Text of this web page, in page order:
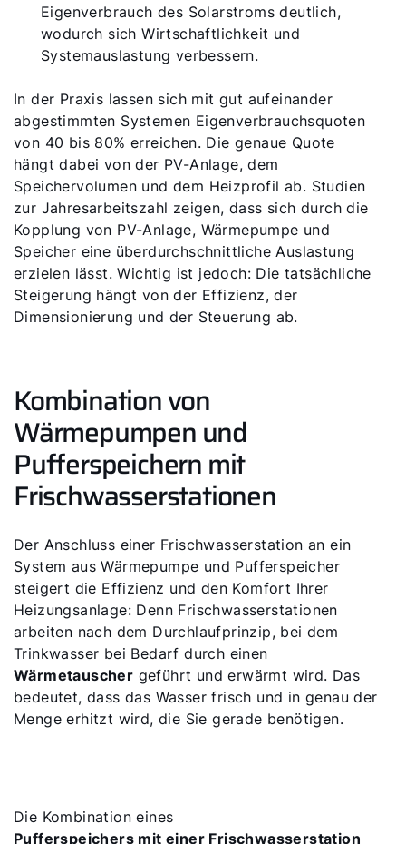
Eigenverbrauch des Solarstroms deutlich,
wodurch sich Wirtschaftlichkeit und
Systemauslastung verbessern.
In der Praxis lassen sich mit gut aufeinander
abgestimmten Systemen Eigenverbrauchsquoten
von 40 bis 80% erreichen. Die genaue Quote
hängt dabei von der PV-Anlage, dem
Speichervolumen und dem Heizprofil ab. Studien
zur Jahresarbeitszahl zeigen, dass sich durch die
Kopplung von PV-Anlage, Wärmepumpe und
Speicher eine überdurchschnittliche Auslastung
erzielen lässt. Wichtig ist jedoch: Die tatsächliche
Steigerung hängt von der Effizienz, der
Dimensionierung und der Steuerung ab.
Kombination von
Wärmepumpen und
Pufferspeichern mit
Frischwasserstationen
Der Anschluss einer Frischwasserstation an ein
System aus Wärmepumpe und Pufferspeicher
steigert die Effizienz und den Komfort Ihrer
Heizungsanlage: Denn Frischwasserstationen
arbeiten nach dem Durchlaufprinzip, bei dem
Trinkwasser bei Bedarf durch einen
Wärmetauscher geführt und erwärmt wird. Das
bedeutet, dass das Wasser frisch und in genau der
Menge erhitzt wird, die Sie gerade benötigen.
Die Kombination eines
Pufferspeichers mit einer Frischwasserstation